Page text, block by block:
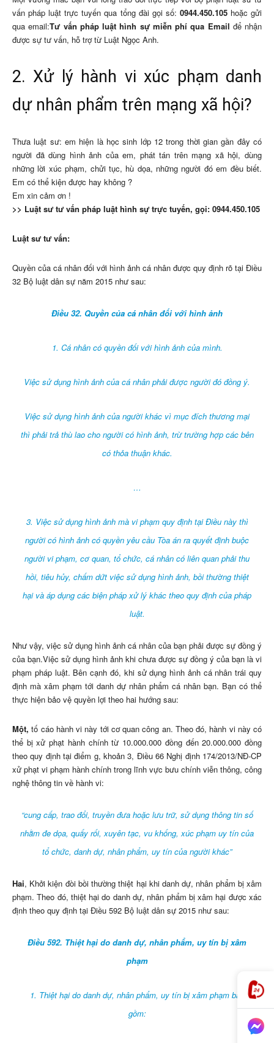
vấn pháp luật trực tuyến qua tổng đài gọi số: 0944.450.105hoặc gửi
qua email:Tư vấn pháp luật hình sự miễn phí qua Email để nhận
được sự tư vấn, hỗ trợ từ Luật Ngọc Anh.
2. Xử lý hành vi xúc phạm danh
dự nhân phẩm trên mạng xã hội?
Thưa luật sư: em hiện là học sinh lớp 12 trong thời gian gần đây có
người đã dùng hình ảnh của em, phát tán trên mạng xã hội, dùng
những lời xúc phạm, chửi tục, hù dọa, những người đó em đều biết.
Em có thể kiện được hay không ?
Em xin cảm ơn !
>> Luật sư tư vấn pháp luật hình sự trực tuyến, gọi: 0944.450.105
Luật sư tư vấn:
Quyền của cá nhân đối với hình ảnh cá nhân được quy định rõ tại Điều
32 Bộ luật dân sự năm 2015 như sau:
Điều 32. Quyền của cá nhân đối với hình ảnh
1. Cá nhân có quyền đối với hình ảnh của mình.
Việc sử dụng hình ảnh của cá nhân phải được người đó đồng ý.
Việc sử dụng hình ảnh của người khác vì mục đích thương mại
thì phải trả thù lao cho người có hình ảnh, trừ trường hợp các bên
có thỏa thuận khác.
…
3. Việc sử dụng hình ảnh mà vi phạm quy định tại Điều này thì
người có hình ảnh có quyền yêu cầu Tòa án ra quyết định buộc
người vi phạm, cơ quan, tổ chức, cá nhân có liên quan phải thu
hồi, tiêu hủy, chấm dứt việc sử dụng hình ảnh, bồi thường thiệt
hại và áp dụng các biện pháp xử lý khác theo quy định của pháp
luật.
Như vậy, việc sử dụng hình ảnh cá nhân của bạn phải được sự đồng ý
của bạn.Việc sử dụng hình ảnh khi chưa được sự đồng ý của bạn là vi
phạm pháp luật. Bên cạnh đó, khi sử dụng hình ảnh cá nhân trái quy
định mà xâm phạm tới danh dự nhân phẩm cá nhân bạn. Bạn có thể
thực hiện bảo vệ quyền lợi theo hai hướng sau:
Một,tố cáo hành vi này tới cơ quan công an. Theo đó, hành vi này có
thể bị xử phạt hành chính từ 10.000.000 đồng đến 20.000.000 đồng
theo quy định tại điểm g, khoản 3, Điều 66 Nghị định 174/2013/NĐ-CP
xử phạt vi phạm hành chính trong lĩnh vực bưu chính viễn thông, công
nghệ thông tin về hành vi:
“cung cấp, trao đổi, truyền đưa hoặc lưu trữ, sử dụng thông tin số
nhằm đe dọa, quấy rối, xuyên tạc, vu khống, xúc phạm uy tín của
tổ chức, danh dự, nhân phẩm, uy tín của người khác”
Hai, Khởi kiện đòi bồi thường thiệt hại khi danh dự, nhân phẩm bị xâm
phạm. Theo đó, thiệt hại do danh dự, nhân phẩm bị xâm hại được xác
định theo quy định tại Điều 592 Bộ luật dân sự 2015 như sau:
Điều 592. Thiệt hại do danh dự, nhân phẩm, uy tín bị xâm
phạm
1. Thiệt hại do danh dự, nhân phẩm, uy tín bị xâm phạm bao
gồm: